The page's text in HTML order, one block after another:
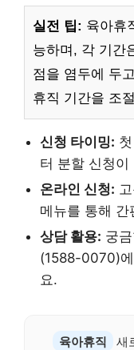
실전 팁: 육아휴
능하며, 각 기간
점을 염두에 두
휴직 기간을 조
신청 타이밍:
터 분할 신청이
온라인 신청:
메뉴를 통해
상담 활용: 궁
(1588-0070)
요.
육아휴직
새